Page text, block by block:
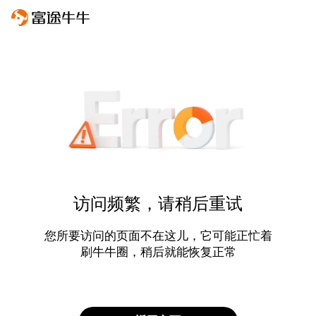
访问频繁，请稍后重试
您所要访问的页面不在这儿，它可能正忙着
刷牛牛圈，稍后就能恢复正常